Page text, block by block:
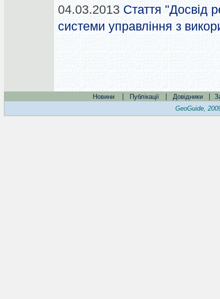
04.03.2013 Стаття "Досвід
системи управління з
Новини | Публікації | Довідники |
GeoGuide,